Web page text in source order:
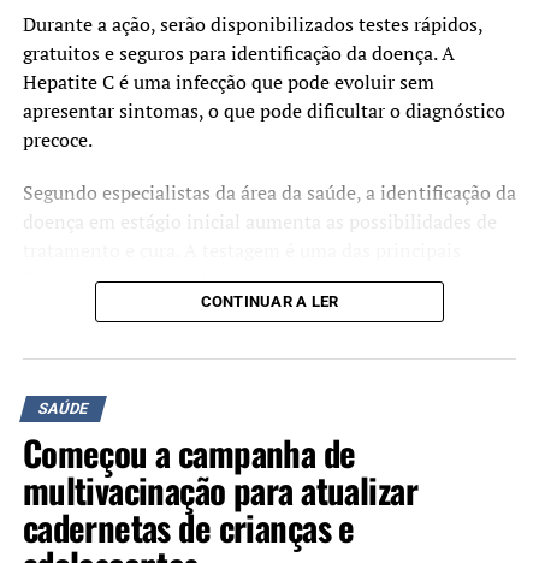
Durante a ação, serão disponibilizados testes rápidos,
gratuitos e seguros para identificação da doença. A
Hepatite C é uma infecção que pode evoluir sem
apresentar sintomas, o que pode dificultar o diagnóstico
precoce.
Segundo especialistas da área da saúde, a identificação da
doença em estágio inicial aumenta as possibilidades de
formas de detectar a infecção e encaminhar os pacientes
para acompanhamento adequado.
A iniciativa é organizada pelos Rotary Clubs Canoas
Industrial, Canoas, Canoas Nordeste e Canoas
Integração, com o objetivo de ampliar o acesso à
informação e estimular a realização do diagnóstico.
CONTINUAR A LER
SAÚDE
Começou a campanha de
multivacinação para atualizar
cadernetas de crianças e